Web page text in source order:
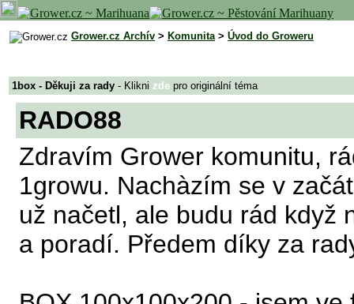
Grower.cz Archív > Komunita> Úvod do Groweru
1box - Děkuji za rady - Klikni zde pro originální téma
RADO88
Zdravím Grower komunitu,
1growu. Nachàzím se v
už načetl, ale budu rád když
a poradí. Předem díky za